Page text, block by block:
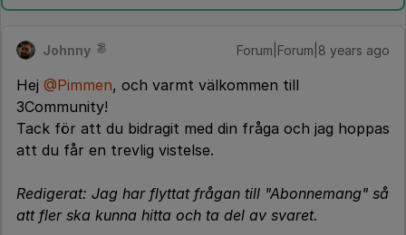
Johnny Forum|Forum|8 years ago
Hej @Pimmen, och varmt välkommen till
3Community!
Tack för att du bidragit med din fråga och jag hoppas
att du får en trevlig vistelse.
Redigerat: Jag har flyttat frågan till "Abonnemang" så
att fler ska kunna hitta och ta del av svaret.